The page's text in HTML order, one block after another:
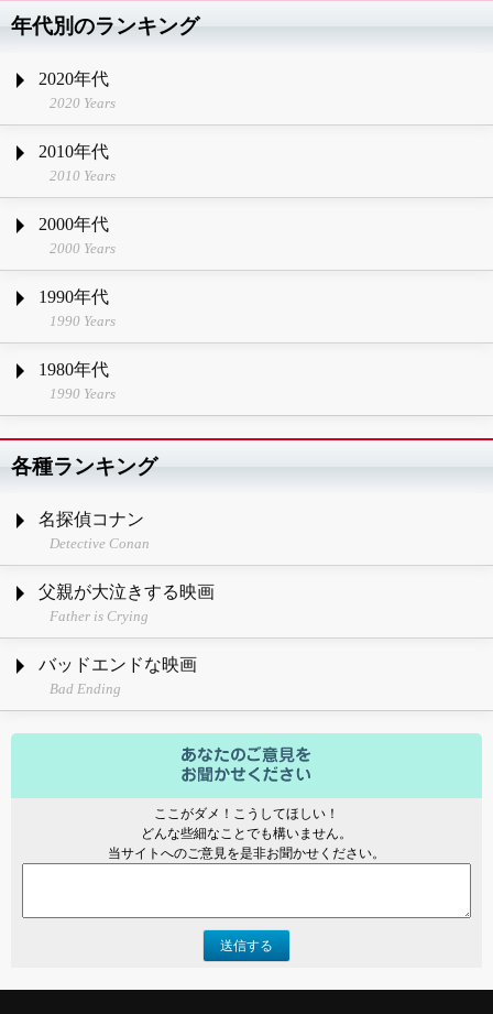
年代別のランキング
2020年代
2020 Years
2010年代
2010 Years
2000年代
2000 Years
1990年代
1990 Years
1980年代
1990 Years
各種ランキング
名探偵コナン
Detective Conan
父親が大泣きする映画
Father is Crying
バッドエンドな映画
Bad Ending
ここがダメ！こうしてほしい！
どんな些細なことでも構いません。
当サイトへのご意見を是非お聞かせください。
送信する